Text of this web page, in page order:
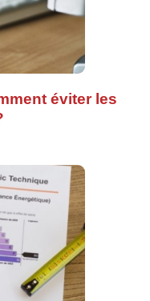
éviter les